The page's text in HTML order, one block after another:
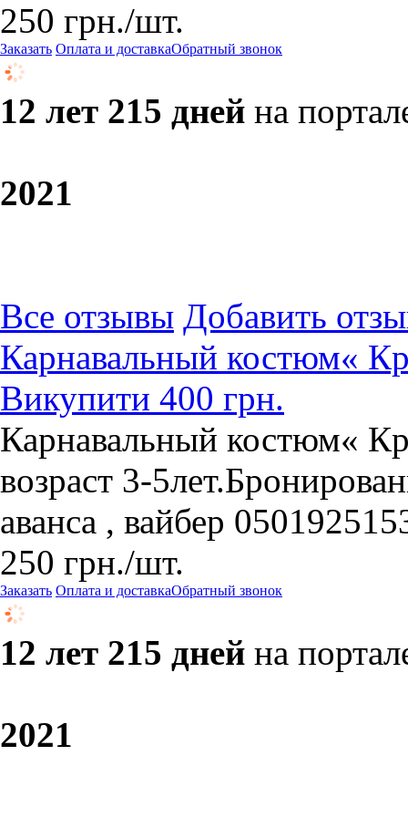
250 грн./шт.
Заказать Оплата и доставкаОбратный звонок
12 лет 215 дней на
2021
Все отзывы Добавить
Карнавальный костюм«
Викупити 400 грн.
Карнавальный костюм«
возраст 3-
аванса , вайбер
250 грн./шт.
Заказать Оплата и доставкаОбратный звонок
12 лет 215 дней на
2021